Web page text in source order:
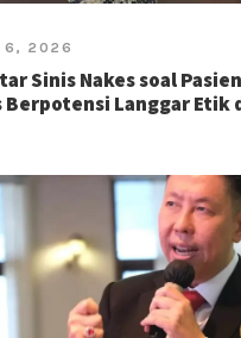
6, 2026
Sinis Nakes soal
Berpotensi Langgar Etik